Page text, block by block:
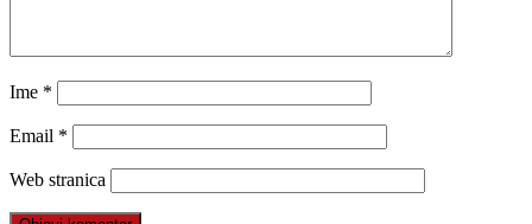
Ime *
Email *
Web stranica